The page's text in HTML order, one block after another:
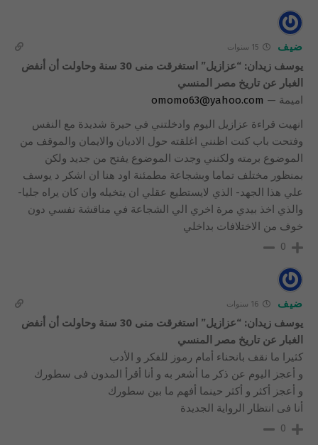
ضيف 15 سنوات
يوسف زيدان: “عزازيل” استغرقت منى 30 سنة وحاولت أن أنفض
الغبار عن تاريخ مصر المنسي
اميمة — omomo63@yahoo.com
انهيت قراءة عزازيل اليوم وادخلتني في حيرة شديدة مع النفس
وفتحت باب كنت اظنني اغلقته حول الاديان والايمان والموقف من
الموضوع برمته ولكنني وجدت الموضوع يفتح من جديد ولكن
بمنظور مختلف تماما وبشجاعة مطمئنة اود هنا ان اشكر د يوسف
علي هذا الجهد- الذي لايستطيع عقلي ان يتخيله وان كان يراه جليا-
والذي اخذ بيدي مرة اخري الي الشجاعة في مناقشة نفسي دون
خوف من الاختلافات بداخلي
0
ضيف 16 سنوات
يوسف زيدان: “عزازيل” استغرقت منى 30 سنة وحاولت أن أنفض
الغبار عن تاريخ مصر المنسي
كثيرا ما نقف بانحناء أمام رموز للفكر و الأدب
و أعجز اليوم عن ذكر ما أشعر به و أنا أقرأ المدون فى سطورك
و أعجز أكثر و أكثر حينما أفهم ما بين سطورك
أنا فى انتظار الرواية الجديدة
0